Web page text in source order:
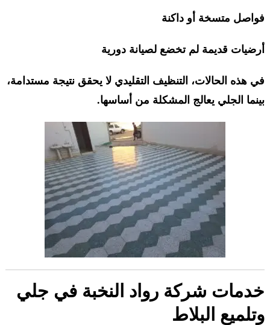
فواصل متسخة أو داكنة
أرضيات قديمة لم تخضع لصيانة دورية
في هذه الحالات، التنظيف التقليدي لا يحقق نتيجة مستدامة،
بينما الجلي يعالج المشكلة من أساسها.
خدمات شركة رواد النخبة في جلي
وتلميع البلاط